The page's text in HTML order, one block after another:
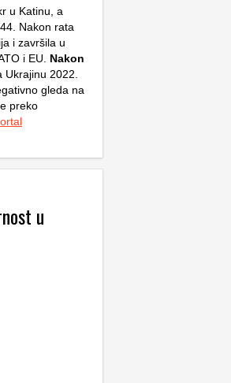
u Katinu, a
Nakon rata
i završila u
i EU. Nakon
Ukrajinu 2022.
gleda na
preko
u